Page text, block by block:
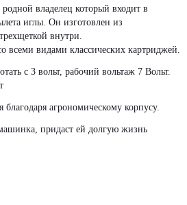
владелец который входит в
иглы. Он изготовлен из
внутри.
всеми видами классических картриджей.
с 3 вольт, рабочий вольтаж 7 Вольт.
агрономическому корпусу.
придаст ей долгую жизнь